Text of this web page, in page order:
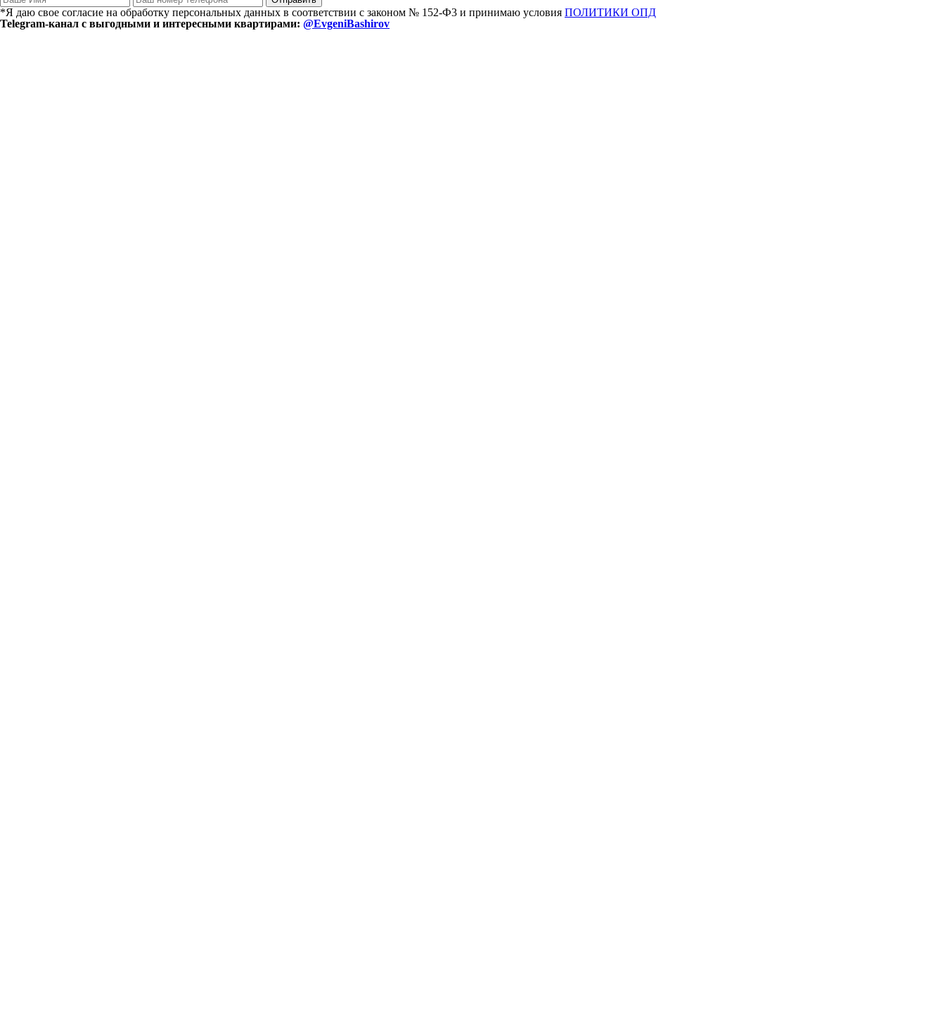
*Я даю свое согласие на обработку персональных данных в соответствии с законом № 152-Ф3 и принимаю условия ПОЛИТИКИ ОПД
Telegram-канал с выгодными и интересными квартирами: @EvgeniBashirov